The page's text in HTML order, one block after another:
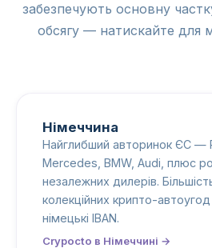
забезпечують основну
обсягу — натискайте для
Німеччина
Найглибший авторинок ЄС —
Mercedes, BMW, Audi, плюс
незалежних дилерів.
колекційних крипто-
німецькі IBAN.
Crypocto в Німеччині →